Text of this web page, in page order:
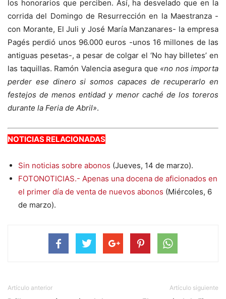
los honorarios que perciben. Así, ha desvelado que en la
corrida del Domingo de Resurrección en la Maestranza -
con Morante, El Juli y José María Manzanares- la empresa
Pagés perdió unos 96.000 euros -unos 16 millones de las
antiguas pesetas-, a pesar de colgar el ‘No hay billetes’ en
las taquillas. Ramón Valencia asegura que «no nos importa
perder ese dinero si somos capaces de recuperarlo en
festejos de menos entidad y menor caché de los toreros
durante la Feria de Abril».
NOTICIAS RELACIONADAS
Sin noticias sobre abonos (Jueves, 14 de marzo).
FOTONOTICIAS.- Apenas una docena de aficionados en
el primer día de venta de nuevos abonos (Miércoles, 6
de marzo).
Artículo anterior Artículo siguiente